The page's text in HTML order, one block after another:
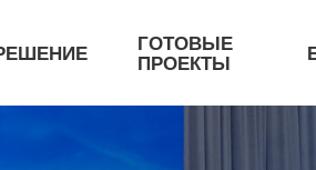
ГОТОВЫЕ
ПРОЕКТЫ